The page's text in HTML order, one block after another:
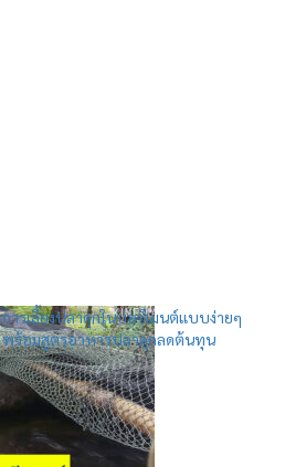
การเลี้ยงปลาดุกในบ่อซีเมนต์แบบง่ายๆ
พร้อมสูตรอาหารปลาดุกลดต้นทุน